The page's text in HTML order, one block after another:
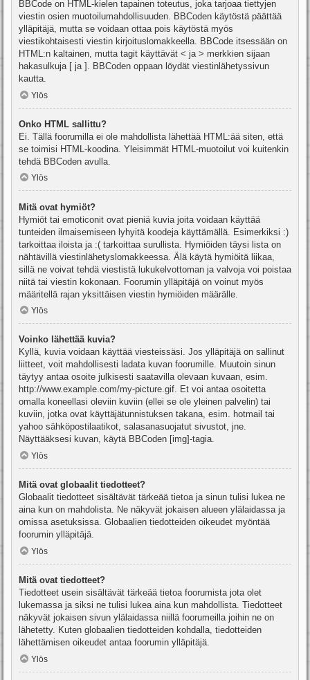
BBCode on HTML-kielen tapainen toteutus, joka tarjoaa tiettyjen
viestin osien muotoilumahdollisuuden. BBCoden käytöstä päättää
ylläpitäjä, mutta se voidaan ottaa pois käytöstä myös
viestikohtaisesti viestin kirjoituslomakkeella. BBCode itsessään on
HTML:n kaltainen, mutta tagit käyttävät < ja > merkkien sijaan
hakasulkuja [ ja ]. BBCoden oppaan löydät viestinlähetyssivun
kautta.
Ylös
Onko HTML sallittu?
Ei. Tällä foorumilla ei ole mahdollista lähettää HTML:ää siten, että
se toimisi HTML-koodina. Yleisimmät HTML-muotoilut voi kuitenkin
tehdä BBCoden avulla.
Ylös
Mitä ovat hymiöt?
Hymiöt tai emoticonit ovat pieniä kuvia joita voidaan käyttää
tunteiden ilmaisemiseen lyhyitä koodeja käyttämällä. Esimerkiksi :)
tarkoittaa iloista ja :( tarkoittaa surullista. Hymiöiden täysi lista on
nähtävillä viestinlähetyslomakkeessa. Älä käytä hymiöitä liikaa,
sillä ne voivat tehdä viestistä lukukelvottoman ja valvoja voi poistaa
niitä tai viestin kokonaan. Foorumin ylläpitäjä on voinut myös
määritellä rajan yksittäisen viestin hymiöiden määrälle.
Ylös
Voinko lähettää kuvia?
Kyllä, kuvia voidaan käyttää viesteissäsi. Jos ylläpitäjä on sallinut
liitteet, voit mahdollisesti ladata kuvan foorumille. Muutoin sinun
täytyy antaa osoite julkisesti saatavilla olevaan kuvaan, esim.
http://www.example.com/my-picture.gif. Et voi antaa osoitetta
omalla koneellasi oleviin kuviin (ellei se ole yleinen palvelin) tai
kuviin, jotka ovat käyttäjätunnistuksen takana, esim. hotmail tai
yahoo sähköpostilaatikot, salasanasuojatut sivustot, jne.
Näyttääksesi kuvan, käytä BBCoden [img]-tagia.
Ylös
Mitä ovat globaalit tiedotteet?
Globaalit tiedotteet sisältävät tärkeää tietoa ja sinun tulisi lukea ne
aina kun on mahdolista. Ne näkyvät jokaisen alueen ylälaidassa ja
omissa asetuksissa. Globaalien tiedotteiden oikeudet myöntää
foorumin ylläpitäjä.
Ylös
Mitä ovat tiedotteet?
Tiedotteet usein sisältävät tärkeää tietoa foorumista jota olet
lukemassa ja siksi ne tulisi lukea aina kun mahdollista. Tiedotteet
näkyvät jokaisen sivun ylälaidassa niillä foorumeilla joihin ne on
lähetetty. Kuten globaalien tiedotteiden kohdalla, tiedotteiden
lähettämisen oikeudet antaa foorumin ylläpitäjä.
Ylös